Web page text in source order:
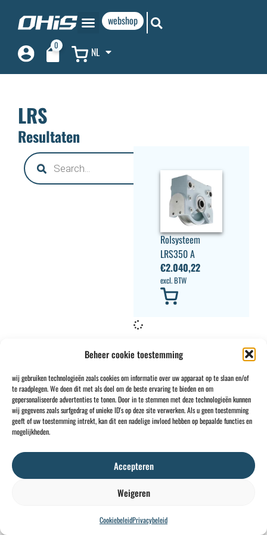
Beheer cookie toestemming
wij gebruiken technologieën zoals cookies om informatie over uw apparaat op te slaan en/of
te raadplegen. We doen dit met als doel om de beste ervaring te bieden en om
gepersonaliseerde advertenties te tonen. Door in te stemmen met deze technologieën kunnen
wij gegevens zoals surfgedrag of unieke ID's op deze site verwerken. Als u geen toestemming
geeft of uw toestemming intrekt, kan dit een nadelige invloed hebben op bepaalde functies en
mogelijkheden.
Accepteren
Weigeren
CookiebeleidPrivacybeleid
webshop
0 NL
LRS
Resultaten
Rolsysteem
LRS350 A
€2.040,22
excl. BTW
CONTACT
+32 2 897 34
64
Rue des
Foudriers
7822
INFO
Algemene
voorwaarden
Privacybeleid
BE0734
706
by